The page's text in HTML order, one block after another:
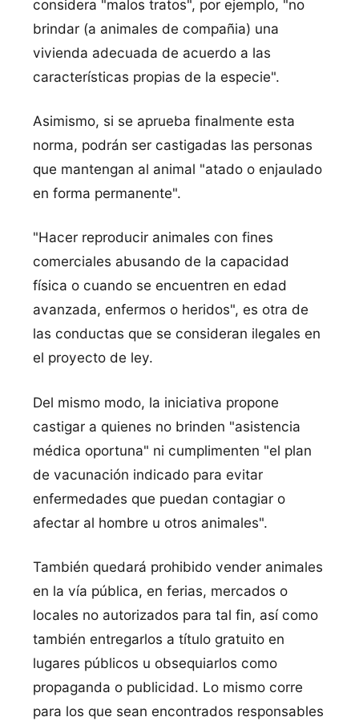
considera "malos tratos", por ejemplo, "no
brindar (a animales de compañia) una
vivienda adecuada de acuerdo a las
características propias de la especie".
Asimismo, si se aprueba finalmente esta
norma, podrán ser castigadas las personas
que mantengan al animal "atado o enjaulado
en forma permanente".
"Hacer reproducir animales con fines
comerciales abusando de la capacidad
física o cuando se encuentren en edad
avanzada, enfermos o heridos", es otra de
las conductas que se consideran ilegales en
el proyecto de ley.
Del mismo modo, la iniciativa propone
castigar a quienes no brinden "asistencia
médica oportuna" ni cumplimenten "el plan
de vacunación indicado para evitar
enfermedades que puedan contagiar o
afectar al hombre u otros animales".
También quedará prohibido vender animales
en la vía pública, en ferias, mercados o
locales no autorizados para tal fin, así como
también entregarlos a título gratuito en
lugares públicos u obsequiarlos como
propaganda o publicidad. Lo mismo corre
para los que sean encontrados responsables